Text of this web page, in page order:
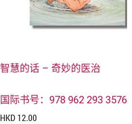
智慧的话 – 奇妙的医治
国际书号：978 962 293 3576
HKD 12.00